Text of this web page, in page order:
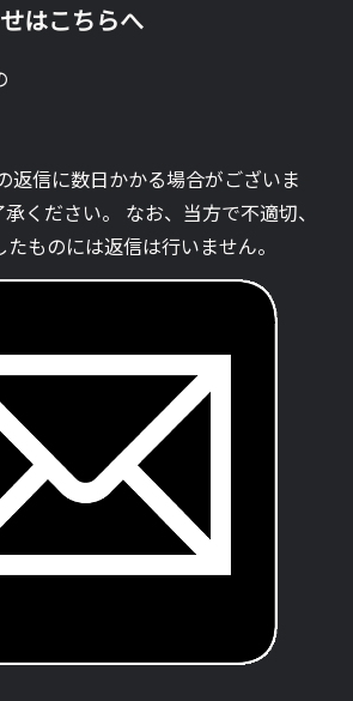
はこちらへ
返信に数日かかる場合がございま
ください。 なお、当方で不適切、
ものには返信は行いません。